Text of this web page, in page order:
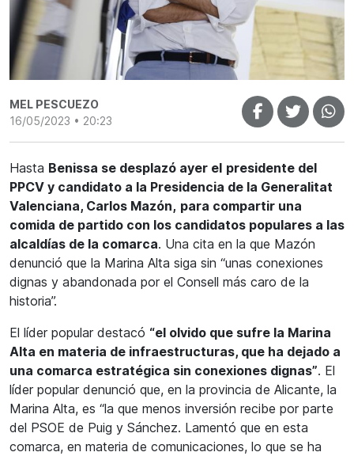
MEL PESCUEZO
16/05/2023 • 20:23
Hasta Benissa se desplazó ayer el presidente del
PPCV y candidato a la Presidencia de la Generalitat
Valenciana, Carlos Mazón, para compartir una
comida de partido con los candidatos populares a las
alcaldías de la comarca. Una cita en la que Mazón
denunció que la Marina Alta siga sin “unas conexiones
dignas y abandonada por el Consell más caro de la
historia”.
El líder popular destacó “el olvido que sufre la Marina
Alta en materia de infraestructuras, que ha dejado a
una comarca estratégica sin conexiones dignas”. El
líder popular denunció que, en la provincia de Alicante, la
Marina Alta, es “la que menos inversión recibe por parte
del PSOE de Puig y Sánchez. Lamentó que en esta
comarca, en materia de comunicaciones, lo que se ha